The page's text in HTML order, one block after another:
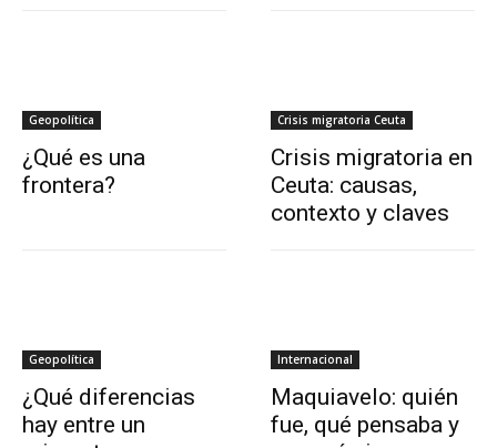
Geopolítica
¿Qué es una
frontera?
Crisis migratoria Ceuta
Crisis migratoria en
Ceuta: causas,
contexto y claves
Geopolítica
¿Qué diferencias
hay entre un
Internacional
Maquiavelo: quién
fue, qué pensaba y